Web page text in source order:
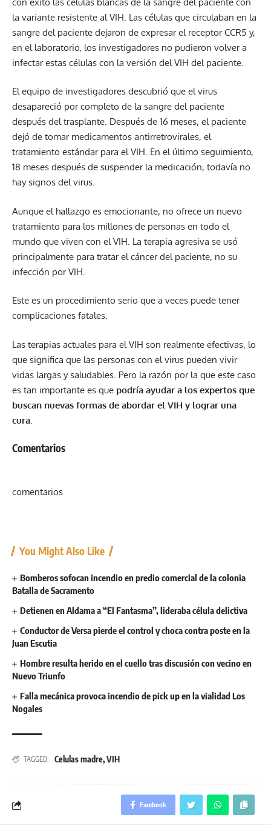
la variante resistente al VIH. Las células que circulaban en la
sangre del paciente dejaron de expresar el receptor CCR5 y,
en el laboratorio, los investigadores no pudieron volver a
infectar estas células con la versión del VIH del paciente.
El equipo de investigadores descubrió que el virus
desapareció por completo de la sangre del paciente
después del trasplante. Después de 16 meses, el paciente
dejó de tomar medicamentos antirretrovirales, el
tratamiento estándar para el VIH. En el último seguimiento,
18 meses después de suspender la medicación, todavía no
hay signos del virus.
Aunque el hallazgo es emocionante, no ofrece un nuevo
tratamiento para los millones de personas en todo el
mundo que viven con el VIH. La terapia agresiva se usó
principalmente para tratar el cáncer del paciente, no su
infección por VIH.
Este es un procedimiento serio que a veces puede tener
complicaciones fatales.
Las terapias actuales para el VIH son realmente efectivas, lo
que significa que las personas con el virus pueden vivir
vidas largas y saludables. Pero la razón por la que este caso
es tan importante es que podría ayudar a los expertos que
buscan nuevas formas de abordar el VIH y lograr una
cura
Comentarios
comentarios
You Might Also Like
Bomberos sofocan incendio en predio comercial de la colonia
Batalla de Sacramento
Detienen en Aldama a “El Fantasma”, lideraba célula delictiva
Conductor de Versa pierde el control y choca contra poste en la
Juan Escutia
Hombre resulta herido en el cuello tras discusión con vecino en
Nuevo Triunfo
Falla mecánica provoca incendio de pick up en la vialidad Los
Nogales
TAGGED: Celulas madre,VIH
Facebook